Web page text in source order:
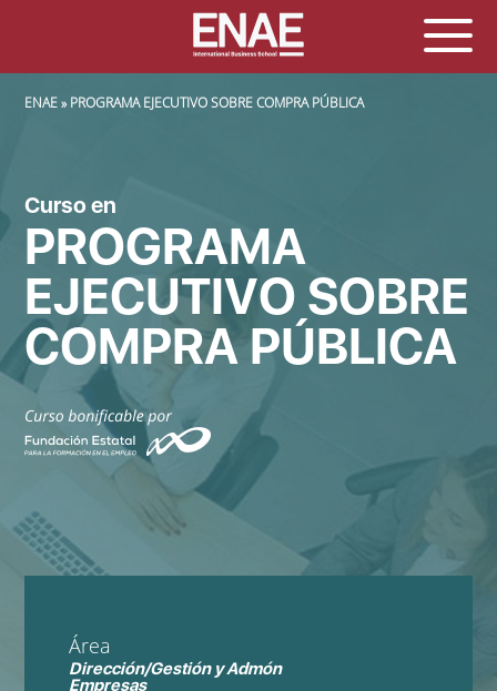
SOBRESCRIBIR ENLACES DE AYUDA A LA NAVEGACIÓN
ENAE PROGRAMA EJECUTIVO SOBRE COMPRA PÚBLICA
Curso en
PROGRAMA
EJECUTIVO SOBRE
COMPRA PÚBLICA
Área
Dirección/Gestión y Admón
Empresas